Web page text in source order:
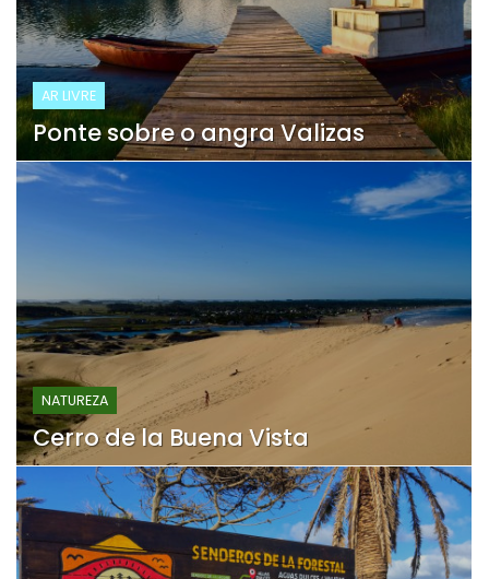
AR LIVRE
Ponte sobre o angra Valizas
NATUREZA
Cerro de la Buena Vista